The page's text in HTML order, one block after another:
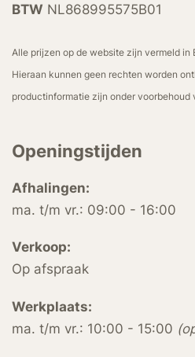
BTW NL868995575B01
Alle prijzen op de website zijn vermeld in
Hieraan kunnen geen rechten worden
productinformatie zijn onder
Openingstijden
Afhalingen:
ma. t/m vr.: 09:00 - 16:00
Verkoop:
Op afspraak
Werkplaats:
ma. t/m vr.: 10:00 - 15:00